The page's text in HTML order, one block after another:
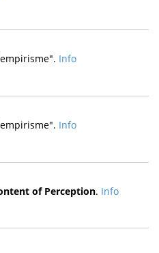
Info
Info
of Perception. Info